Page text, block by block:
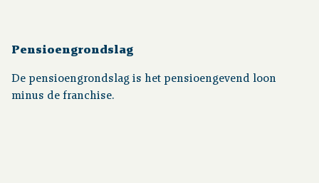
Pensioengrondslag
De pensioengrondslag is het pensioengevend loon
minus de franchise.